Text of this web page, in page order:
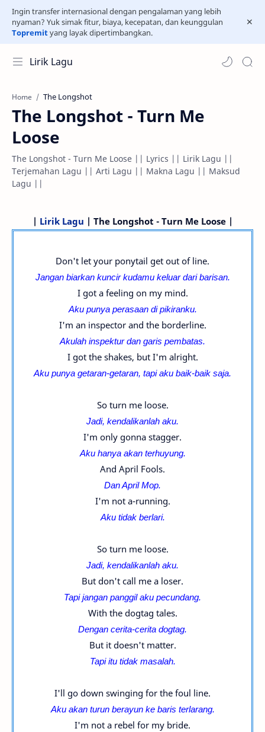
Ingin transfer internasional dengan pengalaman yang lebih
nyaman? Yuk simak fitur, biaya, kecepatan, dan keunggulan
Topremityang layak dipertimbangkan.
Lirik Lagu
Home The Longshot
The Longshot - Turn Me
Loose
The Longshot - Turn Me Loose || Lyrics || Lirik Lagu ||
Terjemahan Lagu || Arti Lagu || Makna Lagu || Maksud
Lagu ||
| Lirik Lagu | The Longshot - Turn Me Loose |
Don't let your ponytail get out of line.
Jangan biarkan kuncir kudamu keluar dari barisan.
I got a feeling on my mind.
Aku punya perasaan di pikiranku.
I'm an inspector and the borderline.
Akulah inspektur dan garis pembatas.
I got the shakes, but I'm alright.
Aku punya getaran-getaran, tapi aku baik-baik saja.
So turn me loose.
Jadi, kendalikanlah aku.
I'm only gonna stagger.
Aku hanya akan terhuyung.
And April Fools.
Dan April Mop.
I'm not a-running.
Aku tidak berlari.
So turn me loose.
Jadi, kendalikanlah aku.
But don't call me a loser.
Tapi jangan panggil aku pecundang.
With the dogtag tales.
Dengan cerita-cerita dogtag.
But it doesn't matter.
Tapi itu tidak masalah.
I'll go down swinging for the foul line.
Aku akan turun berayun ke baris terlarang.
I'm not a rebel for my bride.